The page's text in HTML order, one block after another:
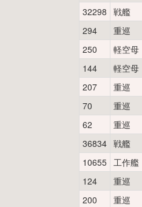
32298 戦艦
294
重巡
250
軽空母
144
軽空母
207
重巡
70
重巡
62
重巡
36834 戦艦
10655 工作艦
124
重巡
200
重巡